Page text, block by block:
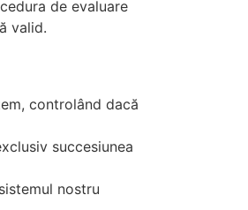
de evaluare
valid.
controlând dacă
succesiunea
nostru